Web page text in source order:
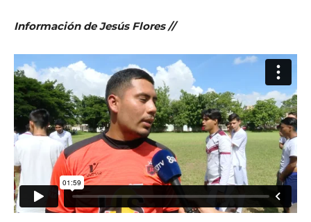
Información de Jesús Flores //